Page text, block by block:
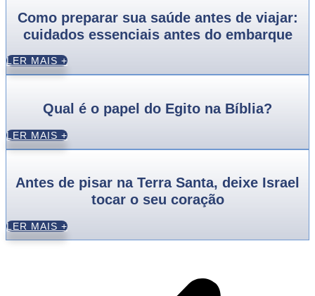
Como preparar sua saúde antes de viajar:
cuidados essenciais antes do embarque
LER MAIS +
Qual é o papel do Egito na Bíblia?
LER MAIS +
Antes de pisar na Terra Santa, deixe Israel
tocar o seu coração
LER MAIS +